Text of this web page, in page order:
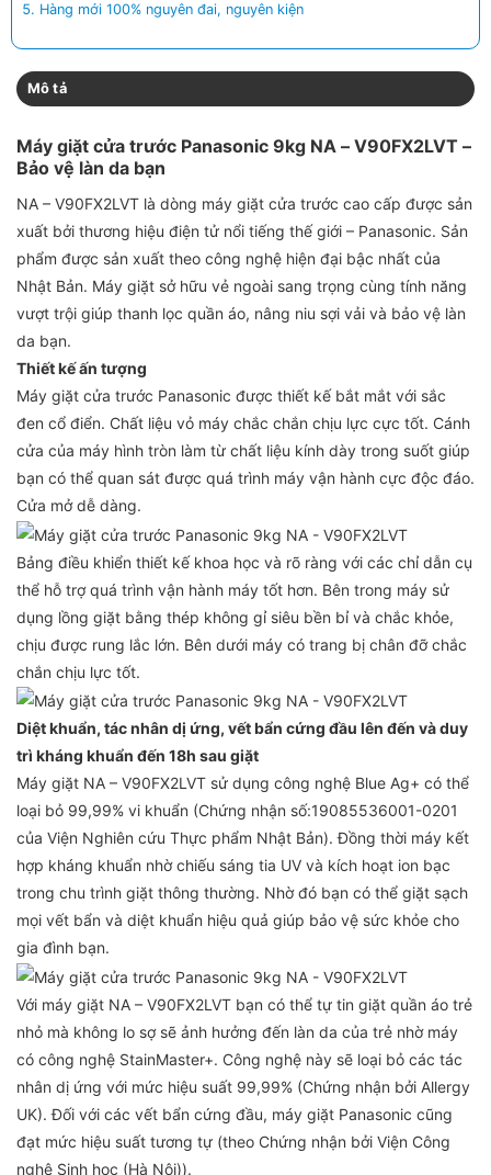
Hàng mới 100% nguyên đai, nguyên kiện
Mô tả
Máy giặt cửa trước Panasonic 9kg NA – V90FX2LVT –
Bảo vệ làn da bạn
NA – V90FX2LVT là dòng máy giặt cửa trước cao cấp được sản
xuất bởi thương hiệu điện tử nổi tiếng thế giới – Panasonic. Sản
phẩm được sản xuất theo công nghệ hiện đại bậc nhất của
Nhật Bản. Máy giặt sở hữu vẻ ngoài sang trọng cùng tính năng
vượt trội giúp thanh lọc quần áo, nâng niu sợi vải và bảo vệ làn
da bạn.
Thiết kế ấn tượng
Máy giặt cửa trước Panasonic được thiết kế bắt mắt với sắc
đen cổ điển. Chất liệu vỏ máy chắc chắn chịu lực cực tốt. Cánh
cửa của máy hình tròn làm từ chất liệu kính dày trong suốt giúp
bạn có thể quan sát được quá trình máy vận hành cực độc đáo.
Cửa mở dễ dàng.
Bảng điều khiển thiết kế khoa học và rõ ràng với các chỉ dẫn cụ
thể hỗ trợ quá trình vận hành máy tốt hơn. Bên trong máy sử
dụng lồng giặt bằng thép không gỉ siêu bền bỉ và chắc khỏe,
chịu được rung lắc lớn. Bên dưới máy có trang bị chân đỡ chắc
chắn chịu lực tốt.
Diệt khuẩn, tác nhân dị ứng, vết bẩn cứng đầu lên đến và duy
trì kháng khuẩn đến 18h sau giặt
Máy giặt NA – V90FX2LVT sử dụng công nghệ Blue Ag+ có thể
loại bỏ 99,99% vi khuẩn (Chứng nhận số:19085536001-0201
của Viện Nghiên cứu Thực phẩm Nhật Bản). Đồng thời máy kết
hợp kháng khuẩn nhờ chiếu sáng tia UV và kích hoạt ion bạc
trong chu trình giặt thông thường. Nhờ đó bạn có thể giặt sạch
mọi vết bẩn và diệt khuẩn hiệu quả giúp bảo vệ sức khỏe cho
gia đình bạn.
Với máy giặt NA – V90FX2LVT bạn có thể tự tin giặt quần áo trẻ
nhỏ mà không lo sợ sẽ ảnh hưởng đến làn da của trẻ nhờ máy
có công nghệ StainMaster+. Công nghệ này sẽ loại bỏ các tác
nhân dị ứng với mức hiệu suất 99,99% (Chứng nhận bởi Allergy
UK). Đối với các vết bẩn cứng đầu, máy giặt Panasonic cũng
đạt mức hiệu suất tương tự (theo Chứng nhận bởi Viện Công
nghệ Sinh học (Hà Nội)).